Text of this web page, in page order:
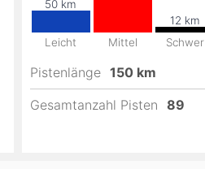
Leicht Mittel Schwer
Pistenlänge 150 km
Gesamtanzahl Pisten 89